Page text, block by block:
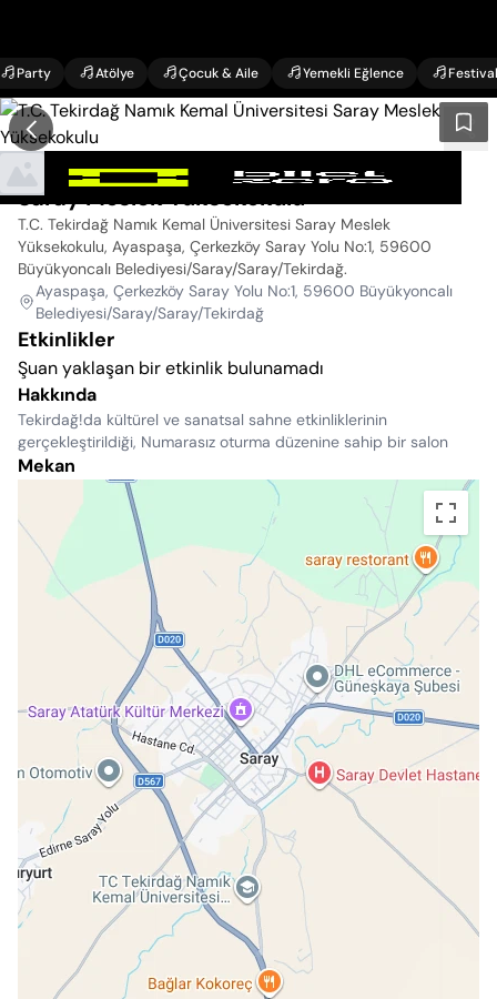
Party Atölye Çocuk & Aile Yemekli Eğlence Festival
T.C. Tekirdağ Namık Kemal Üniversitesi
Saray Meslek Yüksekokulu
T.C. Tekirdağ Namık Kemal Üniversitesi Saray Meslek
Yüksekokulu, Ayaspaşa, Çerkezköy Saray Yolu No:1, 59600
Büyükyoncalı Belediyesi/Saray/Saray/Tekirdağ.
Ayaspaşa, Çerkezköy Saray Yolu No:1, 59600 Büyükyoncalı
Belediyesi/Saray/Saray/Tekirdağ
Etkinlikler
Şuan yaklaşan bir etkinlik bulunamadı
Hakkında
Tekirdağ!da kültürel ve sanatsal sahne etkinliklerinin
gerçekleştirildiği, Numarasız oturma düzenine sahip bir salon
Mekan